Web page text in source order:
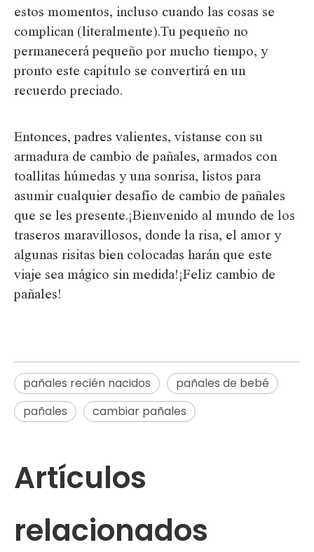
estos momentos, incluso cuando las cosas se
complican (literalmente).Tu pequeño no
permanecerá pequeño por mucho tiempo, y
pronto este capítulo se convertirá en un
recuerdo preciado.
Entonces, padres valientes, vístanse con su
armadura de cambio de pañales, armados con
toallitas húmedas y una sonrisa, listos para
asumir cualquier desafío de cambio de pañales
que se les presente.¡Bienvenido al mundo de los
traseros maravillosos, donde la risa, el amor y
algunas risitas bien colocadas harán que este
viaje sea mágico sin medida!¡Feliz cambio de
pañales!
pañales recién nacidos
pañales de bebé
pañales
cambiar pañales
Artículos
relacionados